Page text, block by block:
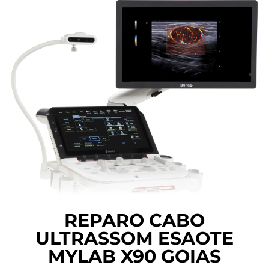
REPARO CABO
ULTRASSOM ESAOTE
MYLAB X90 GOIAS